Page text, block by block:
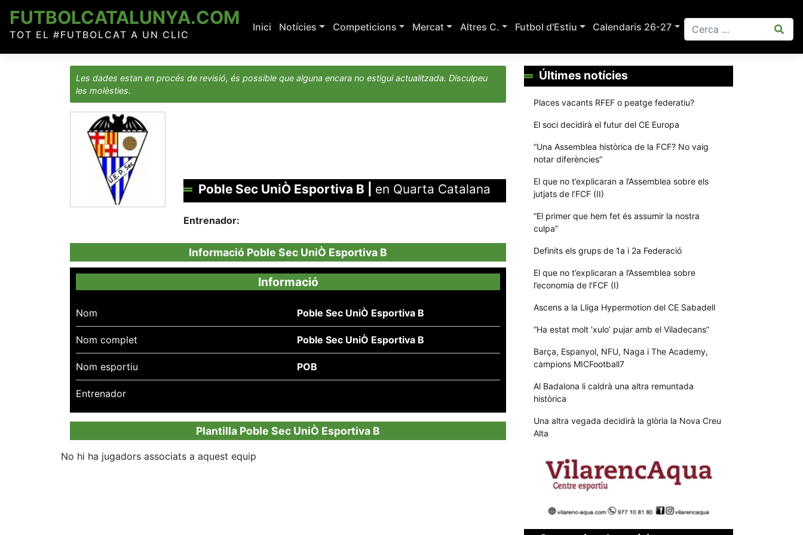
content
FUTBOLCATALUNYA.COM
TOT EL #FUTBOLCAT A UN CLIC
Inici Notícies Competicions Mercat Altres C. Futbol d'Estiu Calendaris 26-27
Les dades estan en procés de revisió, és possible que alguna encara no estigui actualitzada. Disculpeu
les molèsties.
Poble Sec UniÒ Esportiva B en Quarta Catalana
Entrenador:
Informació Poble Sec UniÒ Esportiva B
Informació
Nom Poble Sec UniÒ Esportiva B
Nom complet Poble Sec UniÒ Esportiva B
Nom esportiu POB
Entrenador
Plantilla Poble Sec UniÒ Esportiva B
No hi ha jugadors associats a aquest equip
Últimes notícies
Places vacants RFEF o peatge federatiu?
El soci decidirà el futur del CE Europa
“Una Assemblea històrica de la FCF? No vaig
notar diferències”
El que no t’explicaran a l’Assemblea sobre els
jutjats de l’FCF (II)
“El primer que hem fet és assumir la nostra
culpa”
Definits els grups de 1a i 2a Federació
El que no t’explicaran a l’Assemblea sobre
l’economia de l’FCF (I)
Ascens a la Lliga Hypermotion del CE Sabadell
“Ha estat molt ‘xulo’ pujar amb el Viladecans”
Barça, Espanyol, NFU, Naga i The Academy,
campions MICFootball7
Al Badalona li caldrà una altra remuntada
històrica
Una altra vegada decidirà la glòria la Nova Creu
Alta
Necessàries